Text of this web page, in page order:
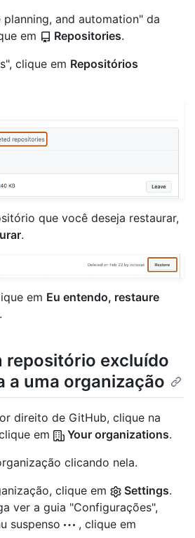
planning, and automation" da
em
Repositories.
clique em Repositórios
que você deseja restaurar,
.
em Eu entendo, restaure
.
repositório excluído
a uma organização
direito de GitHub, clique na
em
Your organizations.
clicando nela.
clique em
Settings.
ver a guia "Configurações",
suspenso
, clique em